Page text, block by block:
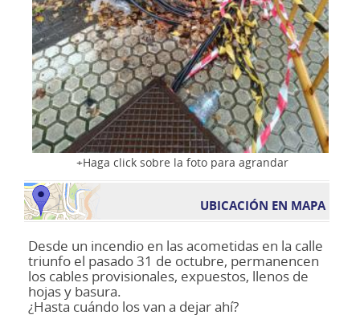
Haga click sobre la foto para agrandar
UBICACIÓN EN MAPA
Desde un incendio en las acometidas en la calle
triunfo el pasado 31 de octubre, permanencen
los cables provisionales, expuestos, llenos de
hojas y basura.
¿Hasta cuándo los van a dejar ahí?